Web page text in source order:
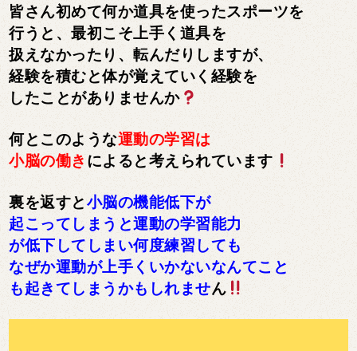
皆さん初めて何か道具を使ったスポーツを
行うと、最初こそ上手く道具を
扱えなかったり、転んだりしますが、
経験を積むと体が覚えていく経験を
したことがありませんか
何とこのような運動の学習は
小脳の働き によると考えられています
裏を返すと小脳の機能低下が
起こってしまうと運動の学習能力
が低下してしまい何度練習しても
なぜか運動が上手くいかないなんてこと
も起きてしまうかもしれません